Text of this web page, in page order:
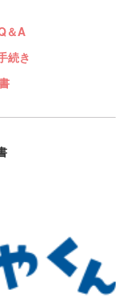
＆A
続き